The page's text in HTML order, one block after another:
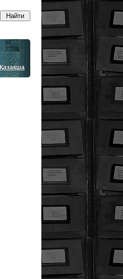
Қазақша